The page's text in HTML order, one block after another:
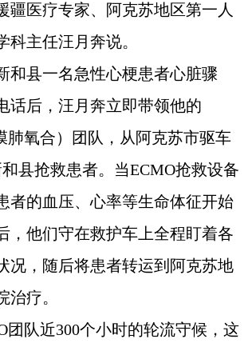
疆医疗专家、阿克苏地区第一人
科主任汪月奔说。
和县一名急性心梗患者心脏骤
话后，汪月奔立即带领他的
肺氧合）团队，从阿克苏市驱车
县抢救患者。当ECMO抢救设备
者的血压、心率等生命体征开始
，他们守在救护车上全程盯着各
况，随后将患者转运到阿克苏地
治疗。
团队近300个小时的轮流守候，这